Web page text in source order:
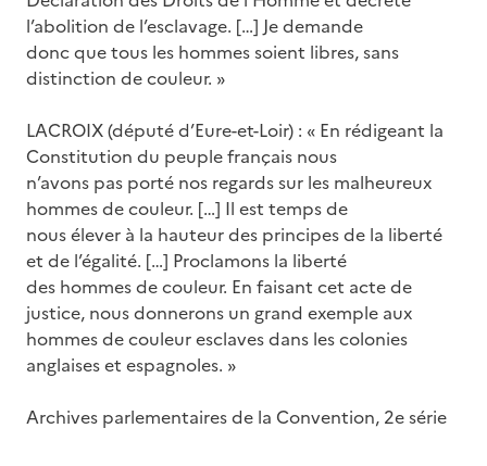
l’abolition de l’esclavage. […] Je demande
donc que tous les hommes soient libres, sans
distinction de couleur. »
LACROIX (député d’Eure-et-Loir) : « En rédigeant la
Constitution du peuple français nous
n’avons pas porté nos regards sur les malheureux
hommes de couleur. […] Il est temps de
nous élever à la hauteur des principes de la liberté
et de l’égalité. […] Proclamons la liberté
des hommes de couleur. En faisant cet acte de
justice, nous donnerons un grand exemple aux
hommes de couleur esclaves dans les colonies
anglaises et espagnoles. »
Archives parlementaires de la Convention, 2e série